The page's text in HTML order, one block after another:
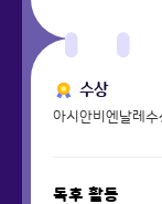
수상
아시안비엔날레수
독후 활동